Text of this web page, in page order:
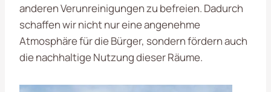
anderen Verunreinigungen zu befreien. Dadurch
schaffen wir nicht nur eine angenehme
Atmosphäre für die Bürger, sondern fördern auch
die nachhaltige Nutzung dieser Räume.